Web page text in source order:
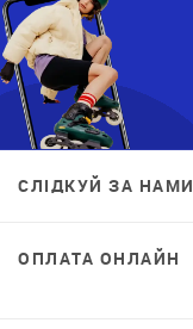
СЛІДКУЙ ЗА НАМИ
ОПЛАТА ОНЛАЙН